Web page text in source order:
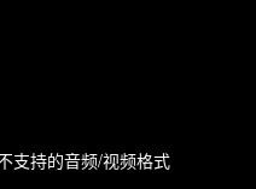
支持的音频/视频格式